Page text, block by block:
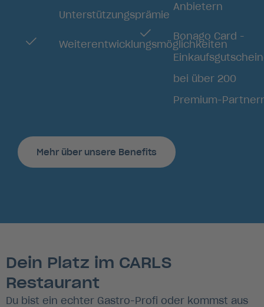
Unterstützungsprämie
Weiterentwicklungsmöglichkeiten
Anbietern
Bonago Card -
bei über 200
Premium-
Mehr über unsere Benefits
Dein Platz im CARLS
Restaurant
Du bist ein echter Gastro-Profi oder kommst aus